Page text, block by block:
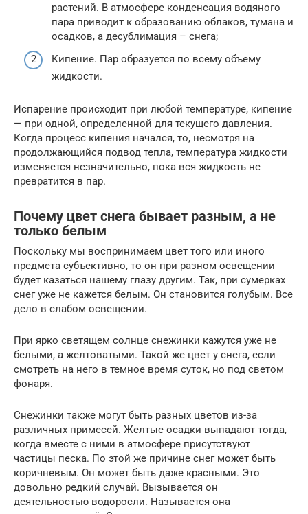
растений. В атмосфере конденсация водяного
пара приводит к образованию облаков, тумана и
осадков, а десублимация – снега;
Кипение. Пар образуется по всему объему
жидкости.
Испарение происходит при любой температуре, кипение
— при одной, определенной для текущего давления.
Когда процесс кипения начался, то, несмотря на
продолжающийся подвод тепла, температура жидкости
изменяется незначительно, пока вся жидкость не
превратится в пар.
Почему цвет снега бывает разным, а не
только белым
Поскольку мы воспринимаем цвет того или иного
предмета субъективно, то он при разном освещении
будет казаться нашему глазу другим. Так, при сумерках
снег уже не кажется белым. Он становится голубым. Все
дело в слабом освещении.
При ярко светящем солнце снежинки кажутся уже не
белыми, а желтоватыми. Такой же цвет у снега, если
смотреть на него в темное время суток, но под светом
фонаря.
Снежинки также могут быть разных цветов из-за
различных примесей. Желтые осадки выпадают тогда,
когда вместе с ними в атмосфере присутствуют
частицы песка. По этой же причине снег может быть
коричневым. Он может быть даже красными. Это
довольно редкий случай. Вызывается он
деятельностью водоросли. Называется она